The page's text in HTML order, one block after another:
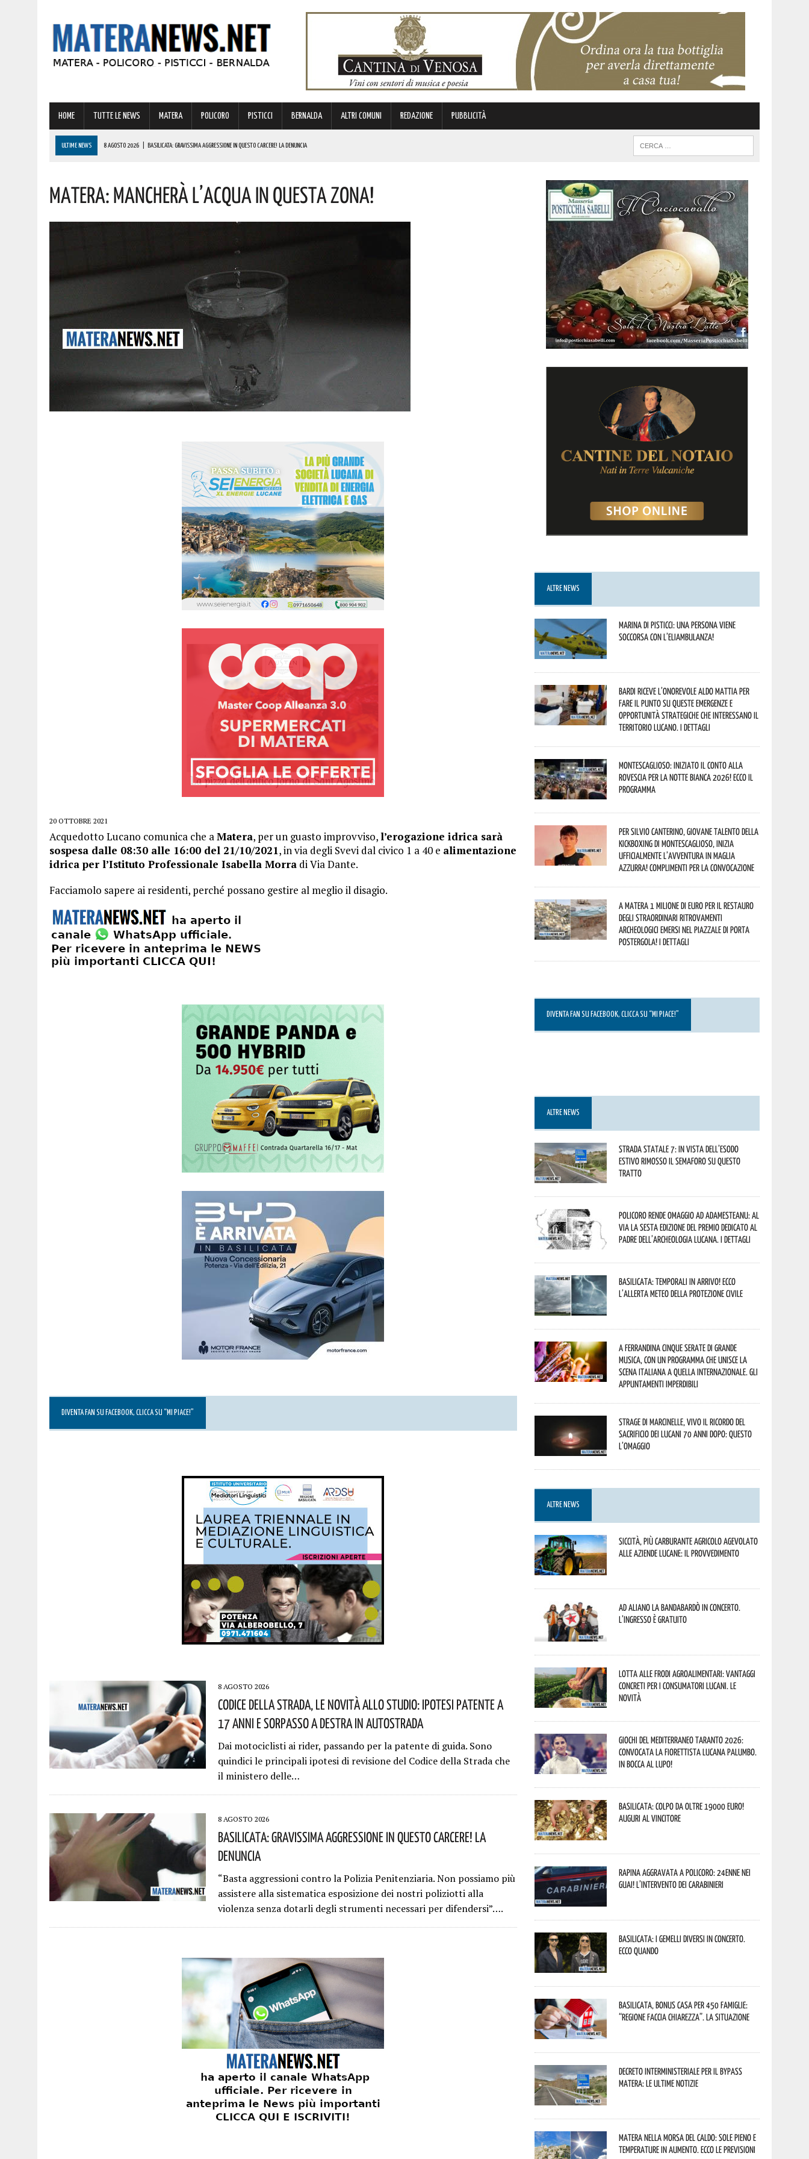
HOME TUTTE LE NEWS MATERA POLICORO PISTICCI BERNALDA ALTRI COMUNI REDAZIONE PUBBLICITÀ
ULTIME NEWS 8 AGOSTO 2026 BASILICATA: GRAVISSIMA AGGRESSIONE IN QUESTO CARCERE! LA DENUNCIA
MIGLIONICO TORNA INDIETRO NEL TEMPO: UN’INTERA CITTADINANZA SI FA ATTRICE E CUSTODE DELLA PROPRIA IDENTITÀ. L’INIZIATIVA
8 AGOSTO 2026 BASILICATA: CLEMENTINO PRONTO A PORTARE SUL PALCO L’ENERGIA DI “GRANDE ANIMA”. IL CONCERTO AD INGRESSO GRATUITO
CODICE DELLA STRADA, LE NOVITÀ ALLO STUDIO: IPOTESI PATENTE A 17 ANNI E SORPASSO A DESTRA IN AUTOSTRADA
Matera: Mancherà L’acqua In Questa Zona!
20 OTTOBRE 2021
Acquedotto Lucano comunica che aMatera, per un guasto improvviso,l’erogazione idrica sarà
sospesa dalle 08:30 alle 16:00 del 21/10/2021, in via degli Svevi dal civico 1 a 40 e alimentazione
idrica per l’Istituto Professionale Isabella Morra di Via Dante.
Facciamolo sapere ai residenti, perché possano gestire al meglio il disagio.
DIVENTA FAN SU FACEBOOK, CLICCA SU “MI PIACE!”
8 AGOSTO 2026
Codice Della Strada, Le Novità Allo Studio: Ipotesi Patente A
17 Anni E Sorpasso A Destra In Autostrada
Dai motociclisti ai rider, passando per la patente di guida. Sono
quindici le principali ipotesi di revisione del Codice della Strada che
il ministero delle…
8 AGOSTO 2026
Basilicata: Gravissima Aggressione In Questo Carcere! La
Denuncia
“Basta aggressioni contro la Polizia Penitenziaria. Non possiamo più
assistere alla sistematica esposizione dei nostri poliziotti alla
violenza senza dotarli degli strumenti necessari per difendersi”….
ALTRE NEWS
Marina di Pisticci: una persona viene
soccorsa con l’eliambulanza!
Bardi riceve l’onorevole Aldo Mattia per
fare il punto su queste emergenze e
opportunità strategiche che interessano il
territorio lucano. I dettagli
Montescaglioso: iniziato il conto alla
rovescia per la Notte Bianca 2026! Ecco il
programma
Per Silvio Canterino, giovane talento della
kickboxing di Montescaglioso, inizia
ufficialmente l’avventura in maglia
azzurra! Complimenti per la convocazione
A Matera 1 milione di euro per il restauro
degli straordinari ritrovamenti
archeologici emersi nel piazzale di Porta
Postergola! I dettagli
DIVENTA FAN SU FACEBOOK, CLICCA SU “MI PIACE!”
ALTRE NEWS
Strada statale 7: in vista dell’esodo
estivo rimosso il semaforo su questo
tratto
Policoro rende omaggio ad Adamesteanu: al
via la sesta edizione del Premio dedicato al
padre dell’archeologia lucana. I dettagli
Basilicata: temporali in arrivo! Ecco
l’allerta meteo della Protezione civile
A Ferrandina cinque serate di grande
musica, con un programma che unisce la
scena italiana a quella internazionale. Gli
appuntamenti imperdibili
Strage di Marcinelle, vivo il ricordo del
sacrificio dei lucani 70 anni dopo: questo
l’omaggio
ALTRE NEWS
Siccità, più carburante agricolo agevolato
alle aziende lucane: il provvedimento
Ad Aliano la Bandabardò in concerto.
L’ingresso è gratuito
Lotta alle frodi agroalimentari: vantaggi
concreti per i consumatori lucani. Le
novità
Giochi del Mediterraneo Taranto 2026:
convocata la fiorettista lucana Palumbo.
In bocca al lupo!
Basilicata: colpo da oltre 19000 Euro!
Auguri al vincitore
Rapina aggravata a Policoro: 24enne nei
guai! L’intervento dei Carabinieri
Basilicata: i Gemelli DiVersi in concerto.
Ecco quando
Basilicata, Bonus casa per 450 famiglie:
“Regione faccia chiarezza”. La situazione
Decreto interministeriale per il Bypass
Matera: le ultime notizie
Matera nella morsa del caldo: sole pieno e
temperature in aumento. Ecco le previsioni